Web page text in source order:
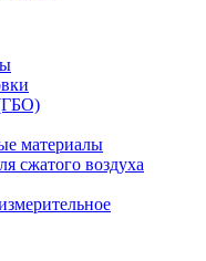
материалы
сжатого воздуха